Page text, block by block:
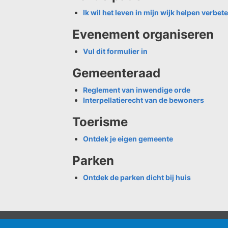
Ik wil het leven in mijn wijk helpen
Evenement organiseren
Vul dit formulier in
Gemeenteraad
Reglement van inwendige orde
Interpellatierecht van de bewoners
Toerisme
Ontdek je eigen gemeente
Parken
Ontdek de parken dicht bij huis